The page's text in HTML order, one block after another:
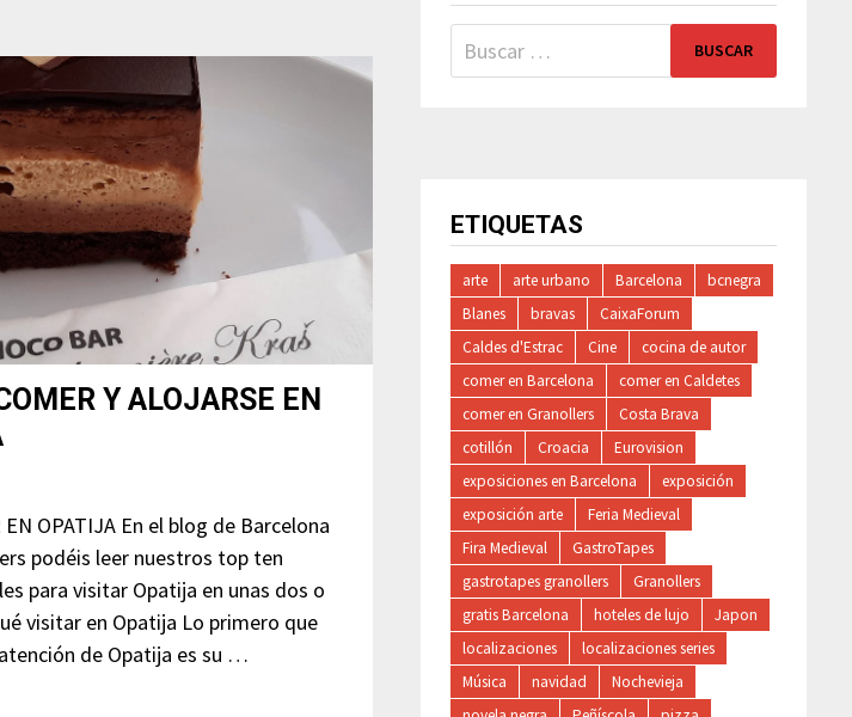
Y ALOJARSE EN
EN OPATIJA En el blog de Barcelona
podéis leer nuestros top ten
para visitar Opatija en unas dos o
visitar en Opatija Lo primero que
de Opatija es su …
Buscar:
ETIQUETAS
arte arte urbano Barcelona
bcnegra
Blanes
bravas
CaixaForum
Caldes d'Estrac
Cine
cocina de autor
comer en Barcelona
comer en Caldetes
comer en Granollers
Costa Brava
cotillón
Croacia
Eurovision
exposiciones en Barcelona
exposición
exposición arte
Feria Medieval
Fira Medieval
GastroTapes
gastrotapes granollers
Granollers
gratis Barcelona
hoteles de lujo
Japon
localizaciones
localizaciones series
Música
navidad
Nochevieja